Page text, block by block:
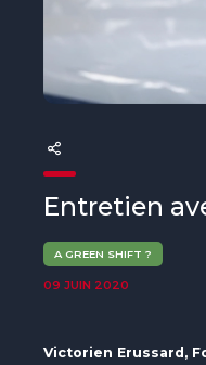
OACIS
Initiative Homme - Faune
The Green Shift Initiative
Entretien
A GREEN SHIFT ?
09 JUIN 2020
Victorien Erussard,